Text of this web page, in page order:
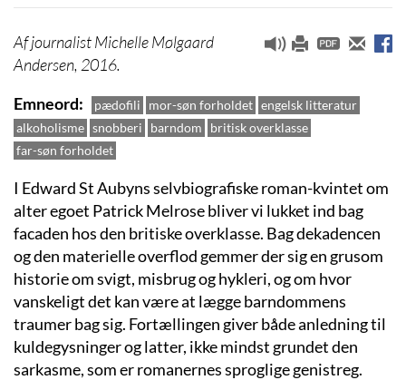
journalist Michelle Mølgaard
Andersen, 2016.
Emneord
pædofili mor-søn forholdet engelsk litteratur
alkoholisme snobberi barndom
britisk overklasse
far-søn forholdet
I Edward St Aubyns selvbiografiske roman-kvintet om
alter egoet Patrick Melrose bliver vi lukket ind bag
facaden hos den britiske overklasse. Bag dekadencen
og den materielle overflod gemmer der sig en grusom
historie om svigt, misbrug og hykleri, og om hvor
vanskeligt det kan være at lægge barndommens
traumer bag sig. Fortællingen giver både anledning til
kuldegysninger og latter, ikke mindst grundet den
sarkasme, som er romanernes sproglige genistreg.